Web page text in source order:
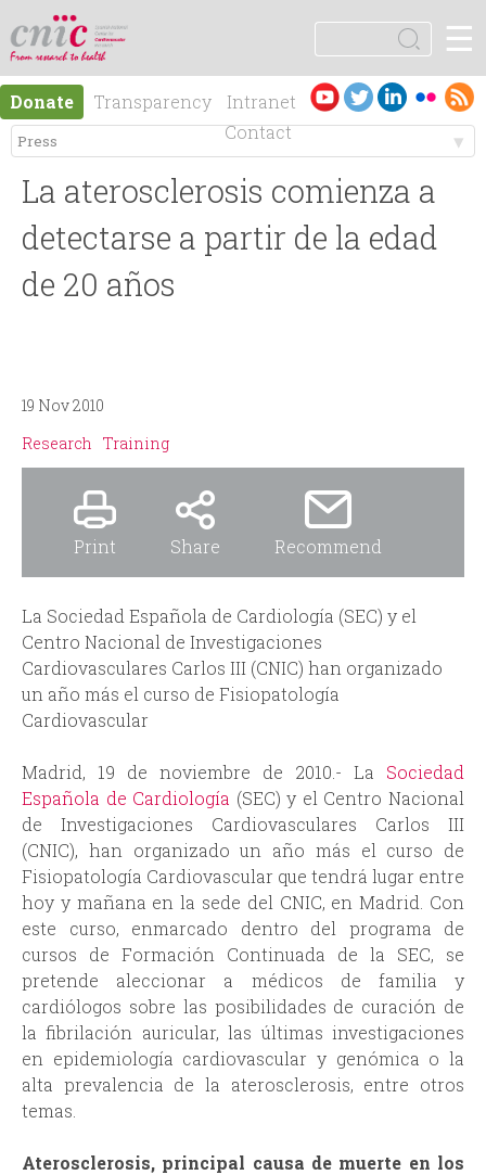
logotipo
En
gli
sh
Es
pa
ño
l
S
e
a
r
m
e
a
r
Donate Transparency
Intranet
Contact
☰
M
e
n
p
La aterosclerosis comienza a
detectarse a partir de la edad
de 20 años
19 Nov 2010
Research Training
Print Share Recommend
La Sociedad Española de Cardiología (SEC) y el
Centro Nacional de Investigaciones
Cardiovasculares Carlos III (CNIC) han organizado
un año más el curso de Fisiopatología
Cardiovascular
Madrid, 19 de noviembre de 2010.- La Sociedad
Española de Cardiología (SEC) y el Centro Nacional
de Investigaciones Cardiovasculares Carlos III
(CNIC), han organizado un año más el curso de
Fisiopatología Cardiovascular que tendrá lugar entre
hoy y mañana en la sede del CNIC, en Madrid. Con
este curso, enmarcado dentro del programa de
cursos de Formación Continuada de la SEC, se
pretende aleccionar a médicos de familia y
cardiólogos sobre las posibilidades de curación de
la fibrilación auricular, las últimas investigaciones
en epidemiología cardiovascular y genómica o la
alta prevalencia de la aterosclerosis, entre otros
temas.
Aterosclerosis, principal causa de muerte en los